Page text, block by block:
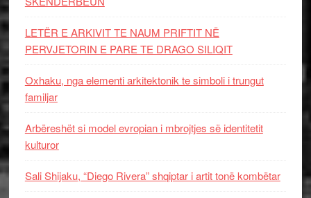
LETËR E ARKIVIT TE NAUM PRIFTIT NË
PERVJETORIN E PARE TE DRAGO SILIQIT
Oxhaku, nga elementi arkitektonik te simboli i trungut
familjar
Arbëreshët si model evropian i mbrojtjes së identitetit
kulturor
Sali Shijaku, “Diego Rivera” shqiptar i artit tonë kombëtar